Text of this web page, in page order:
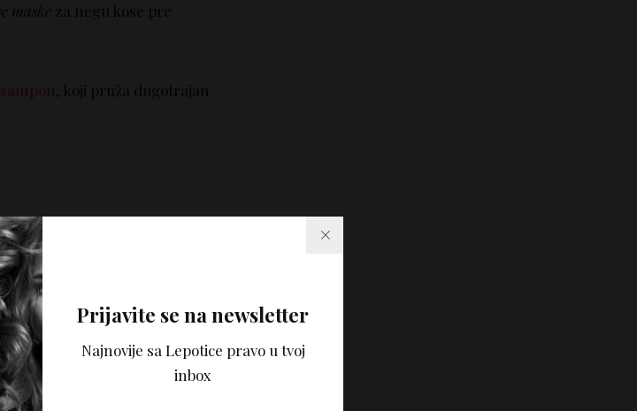
Prijavite se na newsletter
Najnovije sa Lepotice pravo u tvoj
inbox
maske za negu kose pre
, koji pruža dugotrajan
vežete u
frizeri preporučuju da ako
tako što ćete začešljati
da je vežete u veliku,
je kosa gušća, vežite dve